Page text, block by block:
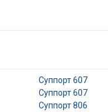
Суппорт 607
Суппорт 607
Суппорт 806